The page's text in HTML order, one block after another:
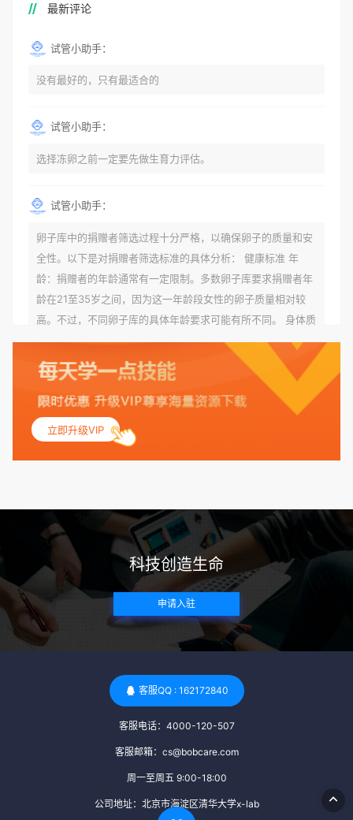
最新评论
试管小助手：
没有最好的，只有最适合的
试管小助手：
选择冻卵之前一定要先做生育力评估。
试管小助手：
卵子库中的捐赠者筛选过程十分严格，以确保卵子的质量和安
全性。以下是对捐赠者筛选标准的具体分析： 健康标准 年
龄：捐赠者的年龄通常有一定限制。多数卵子库要求捐赠者年
龄在21至35岁之间，因为这一年龄段女性的卵子质量相对较
高。不过，不同卵子库的具体年龄要求可能有所不同。 身体质
量指数（BMI）：捐赠者的BMI通常需要在正常范围内，以确
保其身体健康状况良好。过高的BMI可能与多种健康问题相关
联，包括不孕症和妊娠并发症。 生殖健康：捐赠者需要有规律
的月经期，无生殖障碍或异常问题。此外，还需要进行详细的
妇科检查，以确保其生殖系统的健康。 遗传病史与家族病史：
捐赠者及其家庭成员需要无严重的遗传病史、精神病史和传染
病史。这通常需要通过基因检测、家族史调查和医疗记录审查
带任何可传染给受卵者的病原体。 药物与生活习惯：捐赠者需
要是非尼古丁使用者、非吸烟者、非吸毒者，并且未使用可能
影响卵子质量的药物，如某些精神药物和避孕植入物。 学历与
心理标准 学历要求：部分卵子库对捐赠者的学历有一定要求，
但这并非普遍标准。一些卵子库可能更倾向于选择受过高等教
育的女性作为捐赠者，但这并不是绝对的筛选条件。 心理状态
评估：捐赠者需要进行心理状态评估，以确定其对捐赠过程的
于确保捐赠者在捐赠过程中保持积极的心态，并理解其捐赠行
为的意义。 其他标准 责任心与沟通能力：由于捐卵过程的时
间不确定性，捐赠者需要有责任心，善于沟通，并尊重预约和
时间表。这有助于确保捐赠周期的顺利进行，并保障受卵者的
明等材料，并接受卵子库的全面审查和评估。 综上所述，卵子
立即升级VIP
科技创造生命
申请入驻
客服QQ : 162172840
客服电话：4000-120-507
客服邮箱：cs@bobcare.com
周一至周五 9:00-18:00
公司地址：北京市海淀区清华大学x-lab